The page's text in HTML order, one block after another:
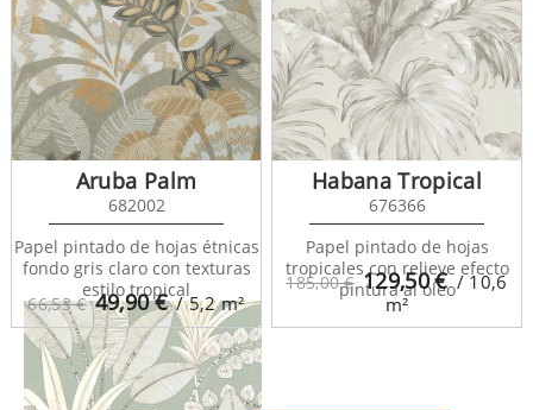
Nicaragua 86410202
66,53 € 49,90€ / 5,2m²
Aruba Palm
682002
Papel pintado de hojas étnicas
fondo gris claro con texturas
estilo tropical
185,00 € 129,50€ / 10,6
m²
Habana Tropical
676366
Papel pintado de hojas
tropicales con relieve efecto
pintura al óleo